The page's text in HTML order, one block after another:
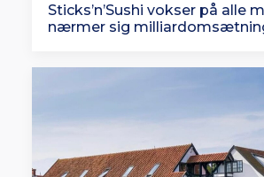
Sticks’n’Sushi vokser på alle
nærmer sig